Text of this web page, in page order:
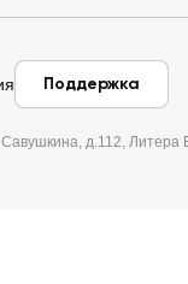
Поддержка
Савушкина, д.112,